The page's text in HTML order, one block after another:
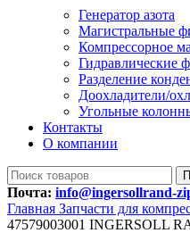
Генератор азота
Магистральные
Компрессорное
Гидравлические
Разделение
Доохладители/
Угольные
Контакты
О компании
Почта: info@ingersollrand-
Главная Запчасти для
47579003001 INGERSOLL